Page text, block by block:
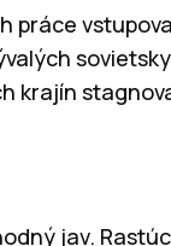
práce
krajín
jav.